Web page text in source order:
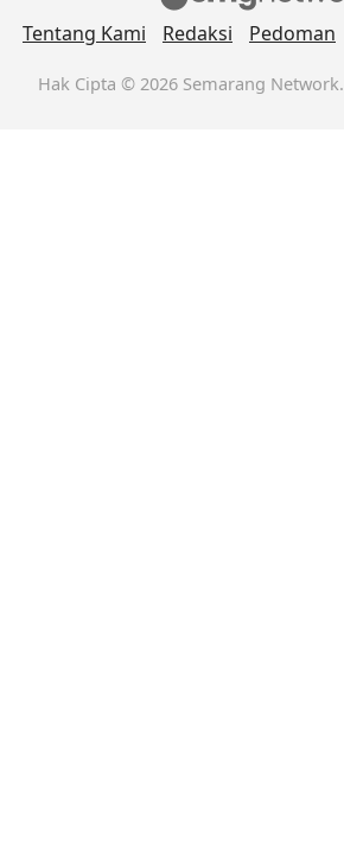
Tentang Kami Redaksi Pedoman
Hak Cipta © 2026 Semarang